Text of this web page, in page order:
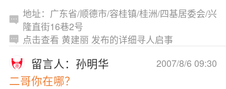
地址：广东省/顺德市/容桂镇/桂洲/四基居委会/兴
隆直街16巷2号
点击查看 黄建丽 发布的详细寻人启事
2007/8/6 09:30
留言人：孙明华
二哥你在哪？